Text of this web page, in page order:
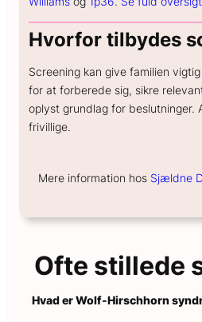
Hvorfor tilbydes
Screening kan give familien
for at forberede sig, sikre
oplyst grundlag for beslutninger.
frivillige.
Mere information hos Sjældne
Ofte stillede
Hvad er Wolf-Hirschhorn